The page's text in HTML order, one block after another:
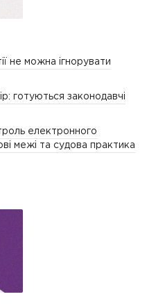
не можна ігнорувати
готуються законодавчі
електронного
межі та судова практика